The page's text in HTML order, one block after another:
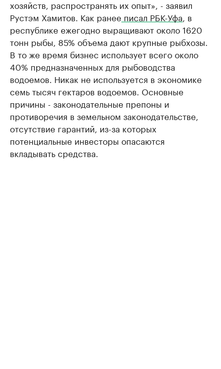
хозяйств, распространять их опыт», - заявил
Рустэм Хамитов. Как ранее писал РБК-Уфа, в
республике ежегодно выращивают около 1620
тонн рыбы, 85% объема дают крупные рыбхозы.
В то же время бизнес использует всего около
40% предназначенных для рыбоводства
водоемов. Никак не используется в экономике
семь тысяч гектаров водоемов. Основные
причины - законодательные препоны и
противоречия в земельном законодательстве,
отсутствие гарантий, из-за которых
потенциальные инвесторы опасаются
вкладывать средства.